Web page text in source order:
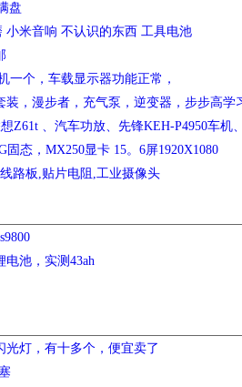
盘
小米音响 不认识的东西 工具电池
一个，车载显示器功能正常，
装，漫步者，充气泵，逆变器，步步高
Z61t 、汽车功放、先锋KEH-P4950车机
固态，MX250显卡 15。6屏1920X1080
路板,贴片电阻,工业摄像头
电池，实测43ah
灯，有十多个，便宜卖了